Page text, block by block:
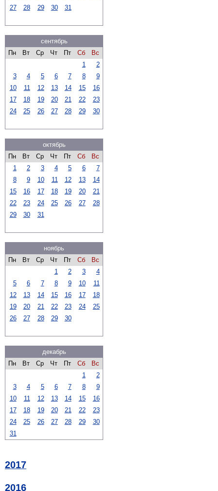
27
28 29 30 31
сентябрь
Пн
Вт Ср Чт Пт Сб
Вс
1
2
3
4 5 6 7 8
9
10
11 12 13 14 15
16
17
18 19 20 21 22
23
24
25 26 27 28 29 30
октябрь
Пн
Вт Ср Чт Пт Сб
Вс
1
2 3 4 5 6
7
8
9 10 11 12 13
14
15
16 17 18 19 20
21
22
23 24 25 26 27
28
29
30 31
ноябрь
Пн
Вт Ср Чт Пт Сб
Вс
1
2 3
4
5
6 7 8 9 10
11
12
13 14 15 16 17
18
19
20 21 22 23 24
25
26
27 28 29 30
декабрь
Пн
Вт Ср Чт Пт Сб
Вс
1
2
3
4 5 6 7 8
9
10
11 12 13 14 15
16
17
18 19 20 21 22
23
24
25 26 27 28 29
30
31
2017
2016